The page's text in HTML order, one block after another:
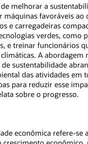
melhorar a
máquinas favoráveis ao
e carregadeiras
verdes, como
e treinar funcionários
A abordagem
sustentabilidade
das atividades em
para reduzir esse
sobre o progresso.
econômica refere-se